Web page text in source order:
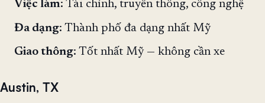
Việc làm: Tài chính, truyền thông, công nghệ
Đa dạng: Thành phố đa dạng nhất Mỹ
Giao thông: Tốt nhất Mỹ — không cần xe
Austin, TX